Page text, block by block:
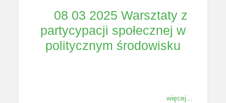
08 03 2025 Warsztaty z
partycypacji społecznej w
politycznym środowisku
więcej...